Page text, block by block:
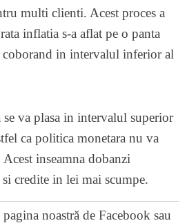
multi clienti. Acest proces a
inflatia s-a aflat pe o panta
coborand in intervalul inferior al
va plasa in intervalul superior
ca politica monetara nu va
inseamna dobanzi
credite in lei mai scumpe.
pagina noastră de Facebook sau